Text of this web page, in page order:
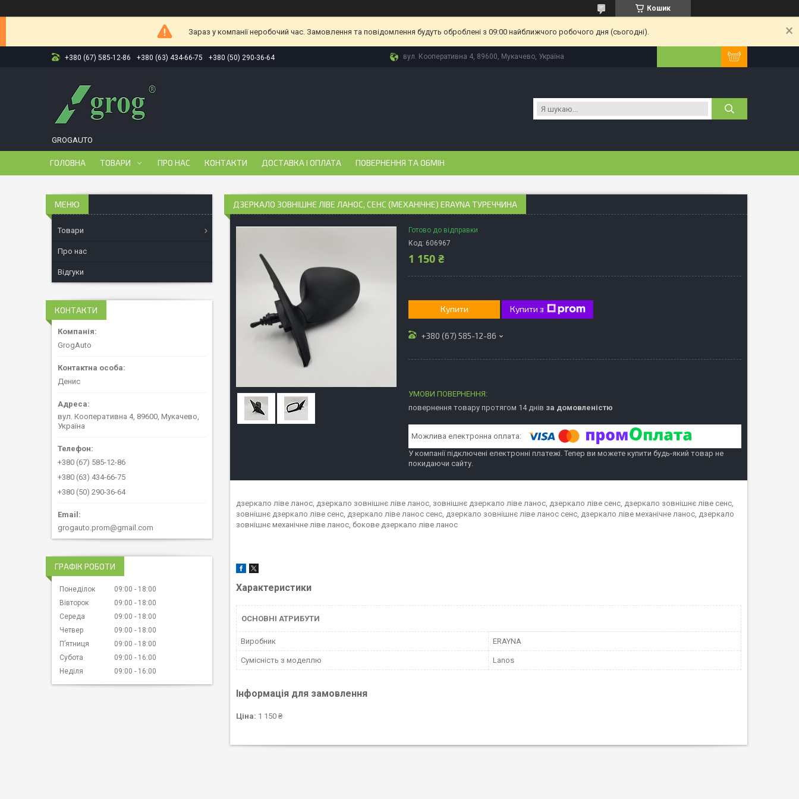
Кошик
Зараз у компанії неробочий час. Замовлення та повідомлення будуть оброблені з 09:00 найближчого робочого дня (сьогодні).
+380 (67) 585-12-86 +380 (63) 434-66-75 +380 (50) 290-36-64 вул. Кооперативна 4, 89600, Мукачево, Україна
GROGAUTO
ГОЛОВНА ТОВАРИ ПРО НАС КОНТАКТИ ДОСТАВКА І ОПЛАТА ПОВЕРНЕННЯ ТА ОБМІН
ДЗЕРКАЛО ЗОВНІШНЄ ЛІВЕ ЛАНОС, СЕНС (МЕХАНІЧНЕ) ERAYNA ТУРЕЧЧИНА
Готово до відправки
Код: 606967
1 150 ₴
Купити Купити з
+380 (67) 585-12-86
повернення товару протягом 14 днів за домовленістю
У компанії підключені електронні платежі. Тепер ви можете купити будь-який товар не
покидаючи сайту.
дзеркало ліве ланос, дзеркало зовнішнє ліве ланос, зовнішнє дзеркало ліве ланос, дзеркало ліве сенс, дзеркало зовнішнє ліве сенс,
зовнішнє дзеркало ліве сенс, дзеркало ліве ланос сенс, дзеркало зовнішнє ліве ланос сенс, дзеркало ліве механічне ланос, дзеркало
зовнішнє механічне ліве ланос, бокове дзеркало ліве ланос
Характеристики
ОСНОВНІ АТРИБУТИ
Виробник ERAYNA
Сумісність з моделлю Lanos
Інформація для замовлення
Ціна: 1 150 ₴
Товари
Про нас
Відгуки
КОНТАКТИ
GrogAuto
Денис
вул. Кооперативна 4, 89600, Мукачево,
Україна
+380 (67) 585-12-86
+380 (63) 434-66-75
+380 (50) 290-36-64
grogauto.prom@gmail.com
ГРАФІК РОБОТИ
Понеділок 09:00
18:00
Вівторок
09:00
18:00
Середа
09:00
18:00
Четвер
09:00
18:00
Пʼятниця
09:00
18:00
Субота
09:00
16:00
Неділя
09:00 16:00